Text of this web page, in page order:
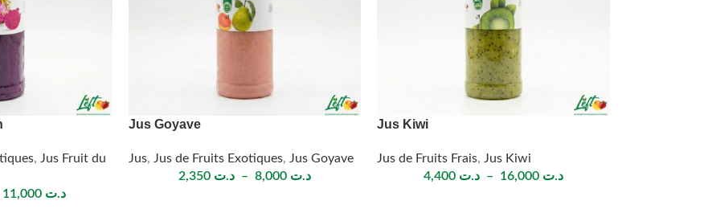
, Jus Fruit du
د.ت 11,000
Jus Goyave
Jus, Jus de Fruits Exotiques, Jus Goyave
د.ت 2,350 – د.ت 8,000
Jus Kiwi
Jus de Fruits Frais, Jus Kiwi
د.ت – د.ت